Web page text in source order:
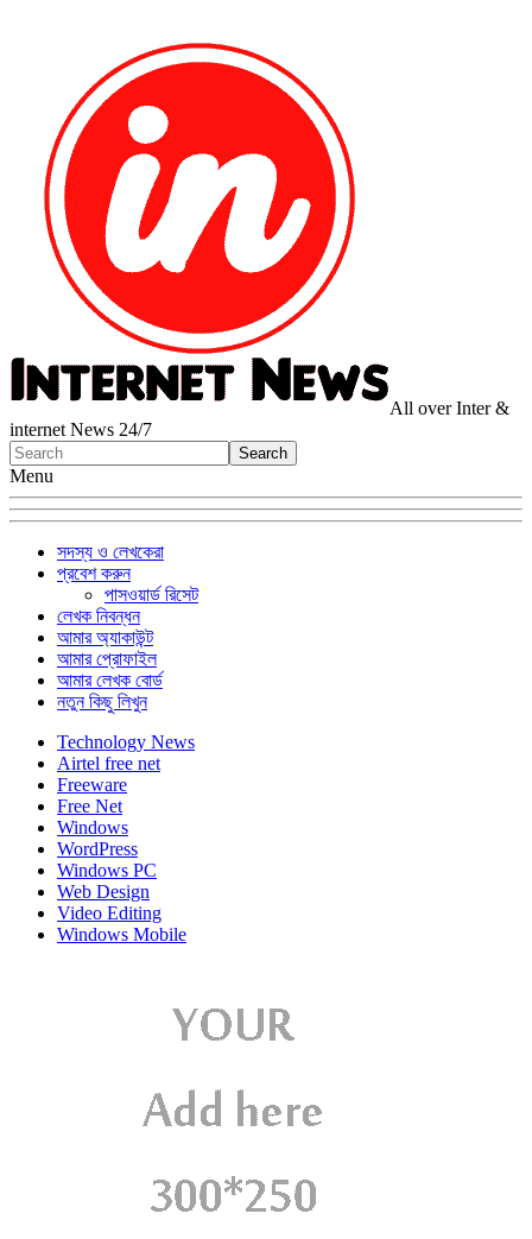
All over Inter &
internet News 24/7
Menu
সদস্য ও লেখকেরা
প্রবেশ করুন
পাসওয়ার্ড রিসেট
লেখক নিবন্ধন
আমার অ্যাকাউন্ট
আমার প্রোফাইল
আমার লেখক বোর্ড
নতুন কিছু লিখুন
Technology News
Airtel free net
Freeware
Free Net
Windows
WordPress
Windows PC
Web Design
Video Editing
Windows Mobile